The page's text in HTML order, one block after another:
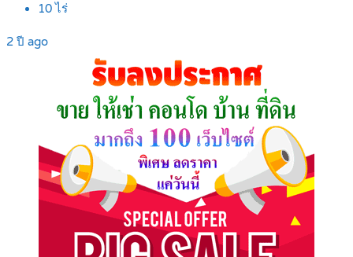
10ไร่
2 ปี ago